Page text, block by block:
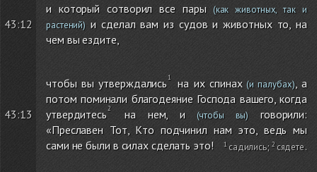
43:12
и который сотворил все пары(как животных, так и
растений) и сделал вам из судов и животных то, на
чем вы ездите,
43:13
чтобы вы утверждались на их спинах(и палубах), а
потом поминали благодеяние Господа вашего, когда
утвердитесь
на нем, и(чтобы вы)
говорили:
«Преславен Тот, Кто подчинил нам это, ведь мы
сами не были в силах сделать это!
садились; сядете.